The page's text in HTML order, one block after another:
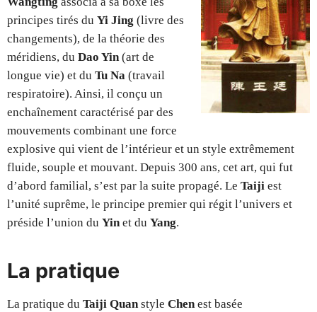
principes tirés du Yi Jing (livre des
changements), de la théorie des
méridiens, du Dao Yin(art de
longue vie) et du Tu Na (travail
respiratoire). Ainsi, il conçu un
enchaînement caractérisé par des
mouvements combinant une force
explosive qui vient de l’intérieur et un style extrêmement
fluide, souple et mouvant. Depuis 300 ans, cet art, qui fut
d’abord familial, s’est par la suite propagé. Le Taiji est
l’unité suprême, le principe premier qui régit l’univers et
préside l’union du Yinet du Yang.
La pratique
La pratique du Taiji Quanstyle Chenest basée